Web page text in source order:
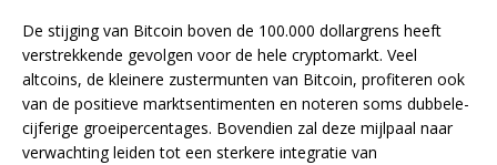
De stijging van Bitcoin boven de 100.000 dollargrens heeft
verstrekkende gevolgen voor de hele cryptomarkt. Veel
altcoins, de kleinere zustermunten van Bitcoin, profiteren ook
van de positieve marktsentimenten en noteren soms dubbele-
cijferige groeipercentages. Bovendien zal deze mijlpaal naar
verwachting leiden tot een sterkere integratie van